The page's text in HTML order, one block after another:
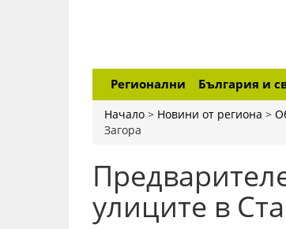
Регионални България и
Начало > Новини от региона >
Загора
улиците в